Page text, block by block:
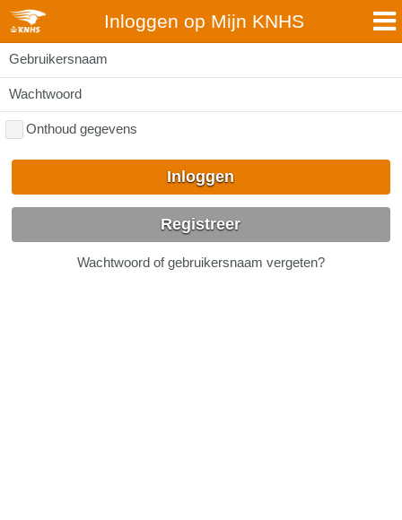
Inloggen op Mijn KNHS
Gebruikersnaam
Wachtwoord
Onthoud gegevens
Inloggen
Registreer
Wachtwoord of gebruikersnaam vergeten?